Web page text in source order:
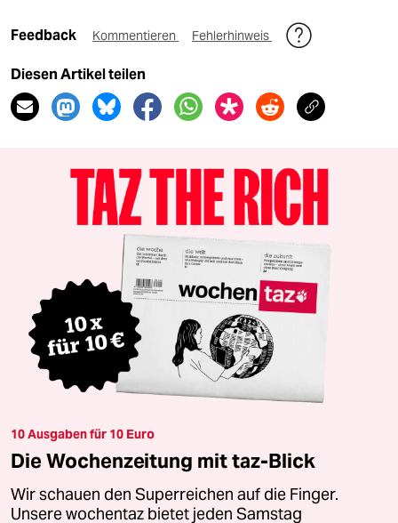
Feedback Kommentieren Fehlerhinweis
Diesen Artikel teilen
10 Ausgaben für 10 Euro
Die Wochenzeitung mit taz-Blick
Wir schauen den Superreichen auf die Finger.
Unsere wochentaz bietet jeden Samstag